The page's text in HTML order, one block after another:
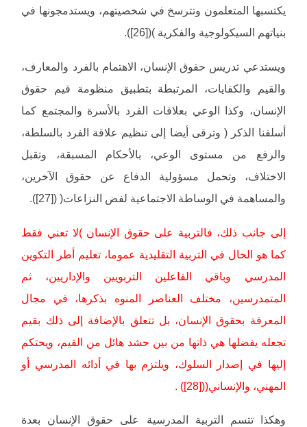
يكتسبها المتعلمون وتترسخ في شخصيتهم، ويستدمجونها في
بنياتهم السيكولوجية والفكرية )([26]).
ويستدعي تدريس حقوق الإنسان، الاهتمام بالفرد والمعارف،
والقيم والكفايات، المرتبطة بتطبيق منظومة قيم حقوق
الإنسان، وكذا الوعي بعلاقات الفرد بالأسرة والمجتمع كما
أسلفنا الذكر ( وترقى أيضا إلى تنظيم علاقة الفرد بالسلطة،
والرفع من مستوى الوعي، بالأحكام المسبقة، وتقبل
الاختلاف، وتحمل مسؤولية الدفاع عن حقوق الآخرين،
والمساهمة في الوساطة الاجتماعية لفض النزاعات( ([27]).
إلى جانب ذلك، فالتربية على حقوق الإنسان )لا تعني فقط
كما هو الحال في التربية التقليدية عموما، تعليم أطر التكوين
المدرسي وباقي الفاعلين التربويين والإداريين، ثم
المتمدرسين، مختلف العناصر المنوه بذكرها، في مجال
المعرفة بحقوق الإنسان، بل تتعلق بالإضافة إلى ذلك بقيم
تجعله يفضلها هي ذاتها من بين حشد هائل من القيم، ويحتكم
إليها في إصدار السلوك، ويلتزم بها في أدائه المدرسي أو
المهني، والإنساني(([28]) .
وهكذا تتسم التربية المدرسية على حقوق الإنسان بعدة